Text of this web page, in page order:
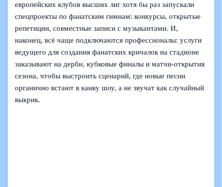
европейских клубов высших лиг хотя бы раз запускали
спецпроекты по фанатским гимнам: конкурсы, открытые
репетиции, совместные записи с музыкантами. И,
наконец, всё чаще подключаются профессионалы: услуги
ведущего для создания фанатских кричалок на стадионе
заказывают на дерби, кубковые финалы и матчи-открытия
сезона, чтобы выстроить сценарий, где новые песни
органично встают в канву шоу, а не звучат как случайный
выкрик.